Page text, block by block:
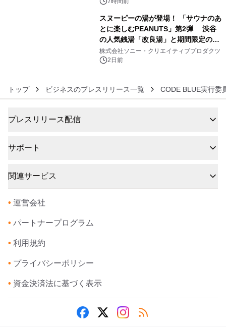
スヌーピーの湯が登場！ 「サウナのあ
とに楽しむPEANUTS」第2弾 渋谷
の人気銭湯「改良湯」と期間限定のコ
ラボレーション サウナイキタイコラ
ボグッズも発売決定！
株式会社ソニー・クリエイティブプロダクツ
2日前
トップ ビジネスのプレスリリース一覧 CODE BLUE実行委
プレスリリース配信
サポート
関連サービス
• 運営会社
• パートナープログラム
• 利用規約
• プライバシーポリシー
• 資金決済法に基づく表示